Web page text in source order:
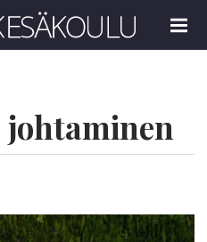
MENU
johtaminen